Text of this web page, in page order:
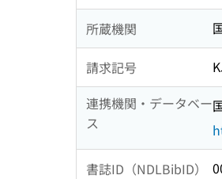
所蔵機関
請求記号
連携機関・データベー
ス
書誌ID（NDLBibID）